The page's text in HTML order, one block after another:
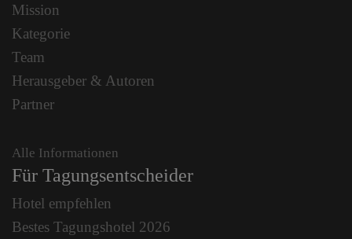
Mission
Kategorie
Team
Herausgeber & Autoren
Partner
Alle Informationen
Für Tagungsentscheider
Hotel empfehlen
Bestes Tagungshotel 2026